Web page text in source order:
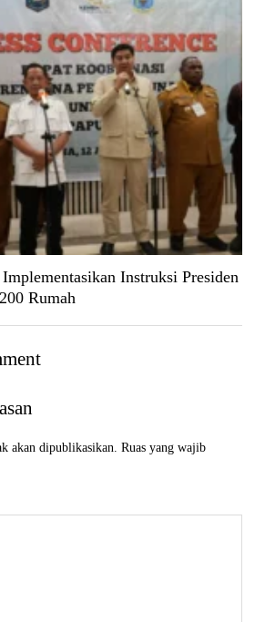
Instruksi Presiden
Rumah
akan dipublikasikan. Ruas yang wajib